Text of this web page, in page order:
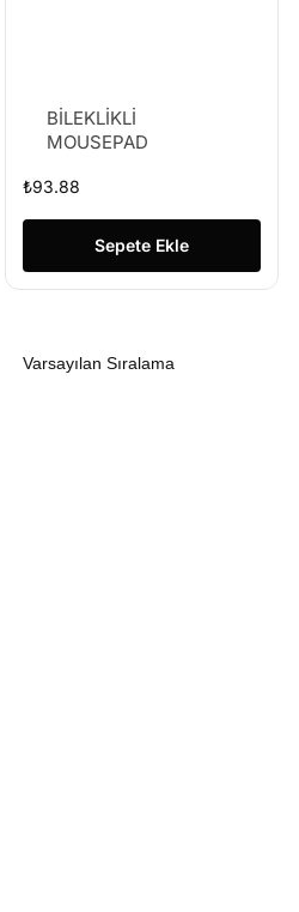
BİLEKLİKLİ
MOUSEPAD
₺93.88
Sepete Ekle